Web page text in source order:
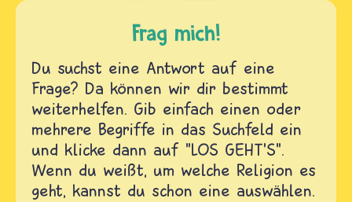
Frag mich!
Du suchst eine Antwort auf eine
Frage? Da können wir dir bestimmt
weiterhelfen. Gib einfach einen oder
mehrere Begriffe in das Suchfeld ein
und klicke dann auf "LOS GEHT'S".
Wenn du weißt, um welche Religion es
geht, kannst du schon eine auswählen.